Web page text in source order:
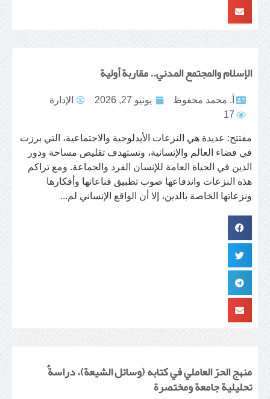
الإسلام والمجتمع المدني.. مقاربة أولية
أ. محمد محفوظ يونيو 27, 2026
الإدارة
17
مفتتح: عديدة هي النزعات الأيدلوجية والاجتماعية، التي برزت
في فضاء العالم والإنسانية، وتستهدف تقليص مساحة ودور
الدين في الحياة العامة للإنسان الفرد والجماعة. ومع تراكم
هذه النزعات واندفاعها صوب تطبيق قناعاتها وأفكارها
ونزعاتها الخاصة بالدين، إلا أن الواقع الإنساني لم...
منهج الحرّ العاملي في كتابه (وسائل الشيعة)، دراسةٌ
تحليلية جامعة ومختصرة